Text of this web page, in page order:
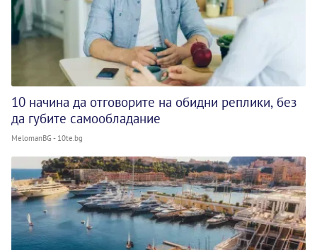
10 начина да отговорите на обидни реплики, без
да губите самообладание
MelomanBG - 10te.bg